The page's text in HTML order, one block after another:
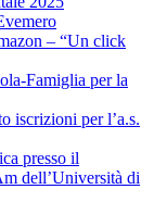
– “Un click
Famiglia per la
iscrizioni per l’a.s.
presso il
dell’Università di